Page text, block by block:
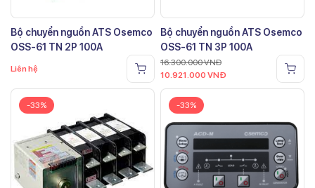
Bộ chuyển nguồn ATS Osemco
OSS-61 TN 2P 100A
Liên hệ
Bộ chuyển nguồn ATS Osemco
OSS-61 TN 3P 100A
16.300.000VNĐ
10.921.000 VNĐ
-33% -33%